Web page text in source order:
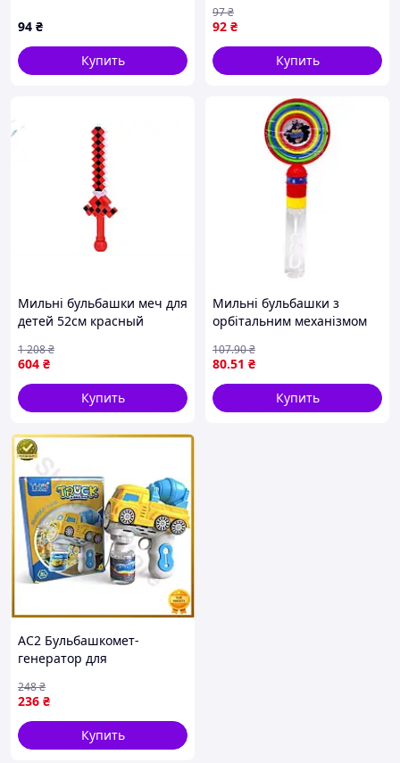
палочки
94 ₴
Купить
детей игр и развлечений
мыльные пузыри DE
92 ₴
97₴
Купить
Мильні бульбашки меч для
детей 52см красный
и развлечений
604 ₴
1 208₴
Купить
Мильні бульбашки з
орбітальним механізмом
80.51 ₴
107.90₴
Купить
AC2 Бульбашкомет-
генератор для
батарейный световой
эффект для детей игр и
разв DE
236 ₴
248₴
Купить